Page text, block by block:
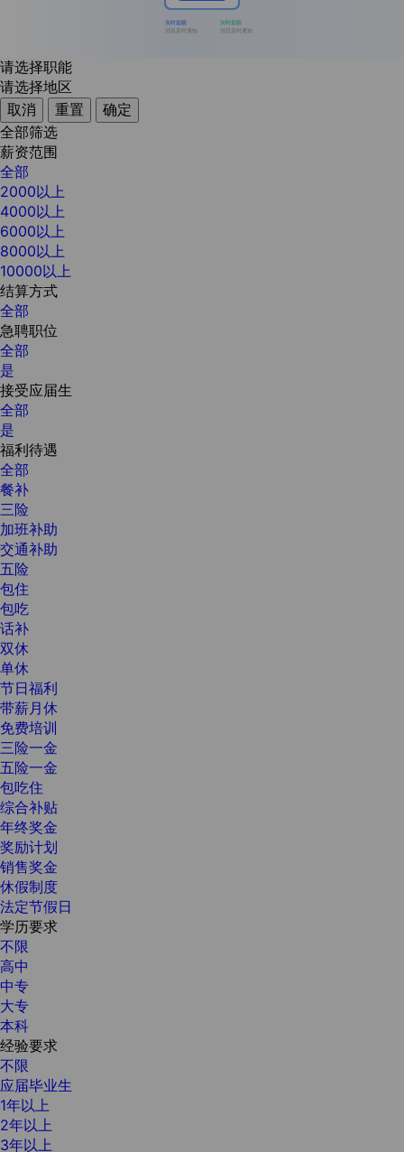
实时提醒
消息及时通知
实时提醒
消息及时通知
请选择职能
请选择地区
取消
重置
确定
全部筛选
薪资范围
全部
2000以上
4000以上
6000以上
8000以上
10000以上
结算方式
全部
急聘职位
全部
是
接受应届生
全部
是
福利待遇
全部
餐补
三险
加班补助
交通补助
五险
包住
包吃
话补
双休
单休
节日福利
带薪月休
免费培训
三险一金
五险一金
包吃住
综合补贴
年终奖金
奖励计划
销售奖金
休假制度
法定节假日
学历要求
不限
高中
中专
大专
本科
经验要求
不限
应届毕业生
1年以上
2年以上
3年以上